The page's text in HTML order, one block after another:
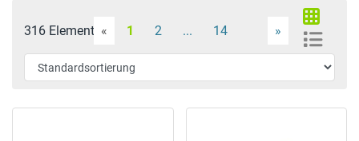
316 Elemente « 1 2 ... 14 »